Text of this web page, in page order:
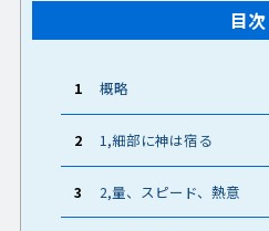
目次
1 概略
2 1,細部に神は宿る
3 2,量、スピード、熱意